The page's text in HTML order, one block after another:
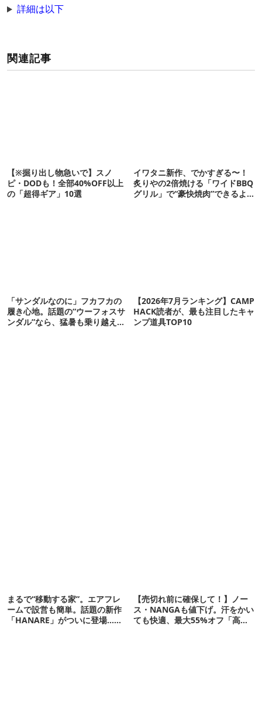
詳細は以下
関連記事
【※掘り出し物急いで】スノ
ピ・DODも！全部40%OFF以上
の「超得ギア」10選
イワタニ新作、でかすぎる〜！
炙りやの2倍焼ける「ワイドBBQ
グリル」で“豪快焼肉”できるよ
「サンダルなのに」フカフカの
履き心地。話題の“ウーフォスサ
ンダル”なら、猛暑も乗り越えら
【2026年7月ランキング】CAMP
HACK読者が、最も注目したキャ
ンプ道具TOP10
まるで“移動する家”。エアフレ
ームで設営も簡単。話題の新作
「HANARE」がついに登場…！
【売切れ前に確保して！】ノー
ス・NANGAも値下げ。汗をかい
ても快適、最大55%オフ「高機